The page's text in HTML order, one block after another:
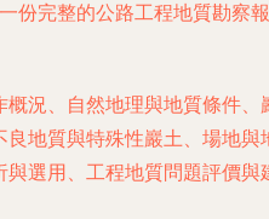
份完整的公路工程地質勘察報
概況、自然地理與地質條件、
地質與特殊性巖土、場地與
選用、工程地質問題評價與